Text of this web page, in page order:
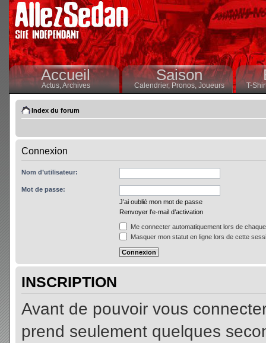
Accueil
Actus,Archives
Saison
Calendrier,Pronos, Joueurs T-
Index du forum
Connexion
Nom d’utilisateur:
Mot de passe:
J’ai oublié mon mot de passe
Renvoyer l’e-mail d’activation
Me connecter automatiquement lors de
Masquer mon statut en ligne lors de cette
INSCRIPTION
Avant de pouvoir vous
prend seulement quelques